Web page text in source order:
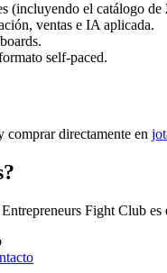
(incluyendo el catálogo de
ventas e IA aplicada.
self-paced.
comprar directamente en
Fight Club